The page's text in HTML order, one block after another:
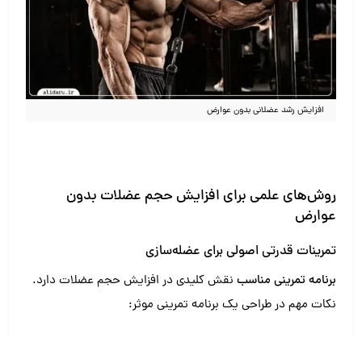
افزایش رشد عضلانی بدون عوارض
روش‌های علمی برای افزایش حجم عضلات بدون
عوارض
تمرینات قدرتی اصولی برای عضله‌سازی
برنامه تمرینی مناسب نقش کلیدی در افزایش حجم عضلات دارد.
نکات مهم در طراحی یک برنامه تمرینی موثر: